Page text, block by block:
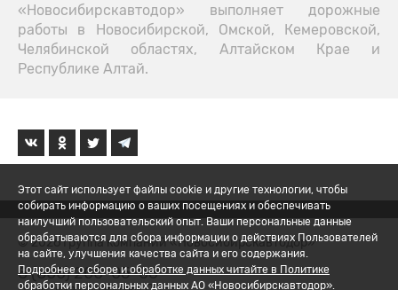
«Новосибирскавтодор» выполняет дорожные
работы в Новосибирской, Омской, Кемеровской,
Челябинской областях, Алтайском Крае и
Республике Алтай.
© 2026 Группа компаний «Новосибирскавтодор»
8 (800) 200-05-06
Этот сайт использует файлы cookie и другие технологии, чтобы
собирать информацию о ваших посещениях и обеспечивать
наилучший пользовательский опыт. Ваши персональные данные
обрабатываются для сбора информации о действиях Пользователей
на сайте, улучшения качества сайта и его содержания.
Подробнее о сборе и обработке данных читайте в Политике
обработки персональных данных АО «Новосибирскавтодор».